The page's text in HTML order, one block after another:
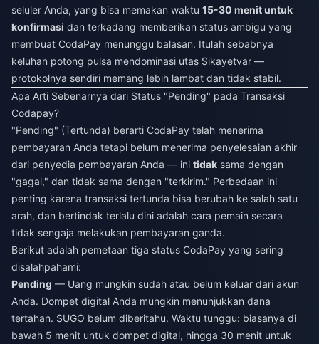
seluler Anda, yang bisa memakan waktu 15-30 menit untuk
konfirmasi dan terkadang memberikan status ambigu yang
membuat CodaPay menunggu balasan. Itulah sebabnya
keluhan potong pulsa mendominasi utas Sikayetvar —
protokolnya sendiri memang lebih lambat dan tidak stabil.
Apa Arti Sebenarnya dari Status "Pending" pada Transaksi
Codapay?
"Pending" (Tertunda) berarti CodaPay telah menerima
pembayaran Anda tetapi belum menerima penyelesaian akhir
dari penyedia pembayaran Anda — ini tidak sama dengan
"gagal," dan tidak sama dengan "terkirim." Perbedaan ini
penting karena transaksi tertunda bisa berubah ke salah satu
arah, dan bertindak terlalu dini adalah cara pemain secara
tidak sengaja melakukan pembayaran ganda.
Berikut adalah pemetaan tiga status CodaPay yang sering
disalahpahami:
Pending — Uang mungkin sudah atau belum keluar dari akun
Anda. Dompet digital Anda mungkin menunjukkan dana
tertahan. SUGO belum diberitahu. Waktu tunggu: biasanya di
bawah 5 menit untuk dompet digital, hingga 30 menit untuk